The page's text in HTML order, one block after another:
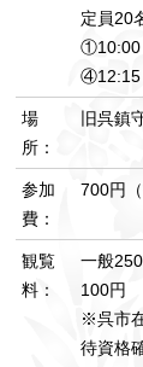
定員20
場
所：
旧呉鎮
参加
費：
700円
観覧
料：
一般
100円
※呉市
待資格